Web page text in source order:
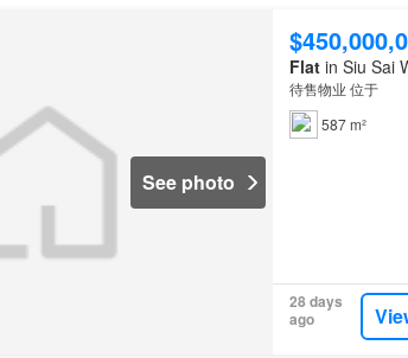
See photo
Flatin Siu Sai
待售物业 位于
587 m²
28 days
ago